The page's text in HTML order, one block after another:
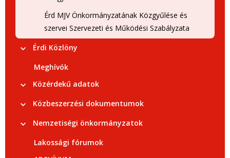
Érd MJV Önkormányzatának Közgyűlése és
szervei Szervezeti és Működési Szabályzata
Érdi Közlöny
Meghívók
Közérdekű adatok
Közbeszerzési dokumentumok
Nemzetiségi önkormányzatok
Lakossági fórumok